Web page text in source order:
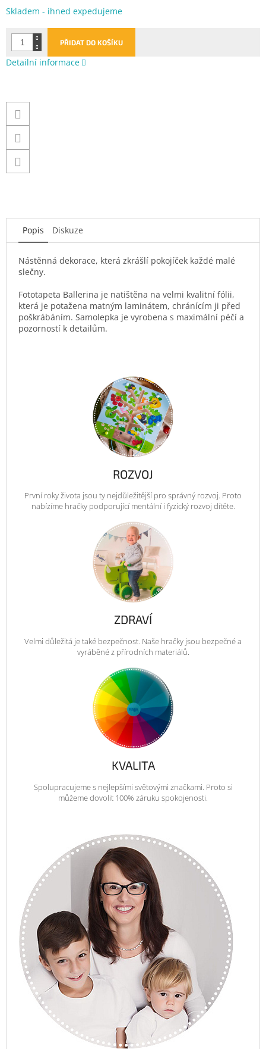
Měrná
Skladem - ihned expedujeme
PŘIDAT DO KOŠÍKU
Detailní informace
Popis Diskuze
Nástěnná dekorace, která zkrášlí pokojíček každé malé
slečny.
Fototapeta Ballerina je natištěna na velmi kvalitní fólii,
která je potažena matným laminátem, chránícím ji před
poškrábáním. Samolepka je vyrobena s maximální péčí a
pozorností k detailům.
ROZVOJ
První roky života jsou ty nejdůležitější pro správný rozvoj. Proto
nabízíme hračky podporující mentální i fyzický rozvoj dítěte.
ZDRAVÍ
Velmi důležitá je také bezpečnost. Naše hračky jsou bezpečné a
vyráběné z přírodních materiálů.
KVALITA
Spolupracujeme s nejlepšími světovými značkami. Proto si
můžeme dovolit 100% záruku spokojenosti.